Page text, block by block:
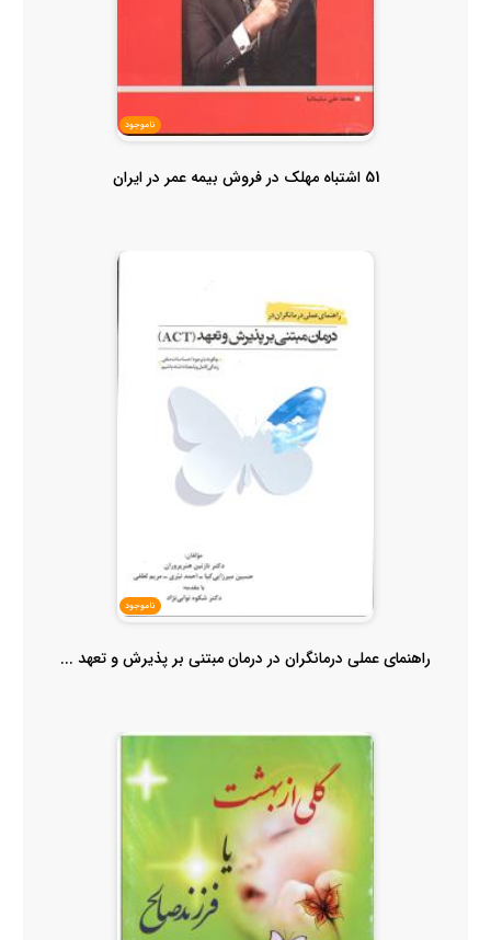
ناموجود
51 اشتباه مهلک در فروش بیمه عمر در ایران
ناموجود
راهنمای عملی درمانگران در درمان مبتنی بر پذیرش و تعهد ...